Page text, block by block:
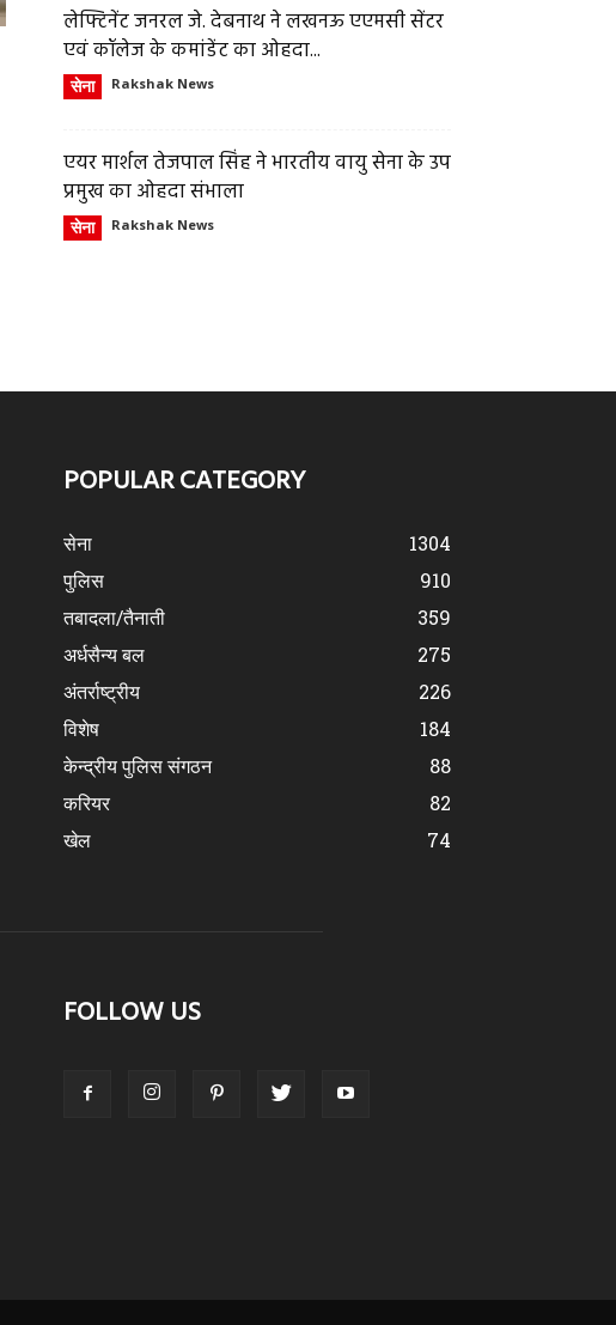
लेफ्टिनेंट जनरल जे. देबनाथ ने लखनऊ एएमसी सेंटर
एवं कॉलेज के कमांडेंट का ओहदा...
सेना Rakshak News
एयर मार्शल तेजपाल सिंह ने भारतीय वायु सेना के उप
प्रमुख का ओहदा संभाला
सेना Rakshak News
POPULAR CATEGORY
सेना
1304
पुलिस
910
तबादला/तैनाती
359
अर्धसैन्य बल
275
अंतर्राष्ट्रीय
226
विशेष
184
केन्द्रीय पुलिस संगठन
88
करियर
82
खेल
74
FOLLOW US